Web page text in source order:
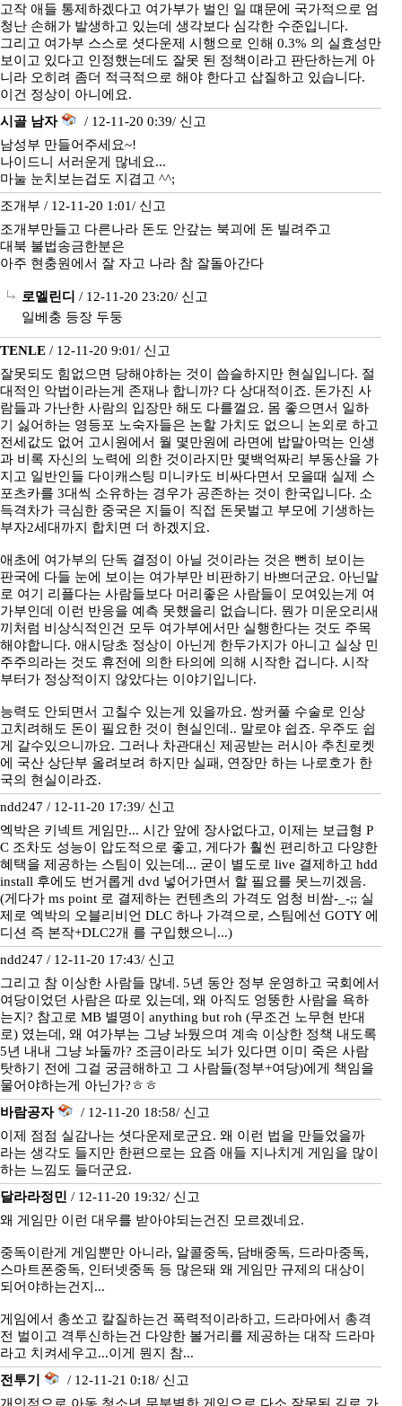
고작 애들 통제하겠다고 여가부가 벌인 일 떄문에 국가적으로 엄
청난 손해가 발생하고 있는데 생각보다 심각한 수준입니다.
그리고 여가부 스스로 셧다운제 시행으로 인해 0.3% 의 실효성만
보이고 있다고 인정했는데도 잘못 된 정책이라고 판단하는게 아
니라 오히려 좀더 적극적으로 해야 한다고 삽질하고 있습니다.
이건 정상이 아니에요.
시골 남자
/ 12-11-20 0:39/ 신고
남성부 만들어주세요~!
나이드니 서러운게 많네요...
마눌 눈치보는겁도 지겹고 ^^;
조개부 / 12-11-20 1:01/ 신고
조개부만들고 다른나라 돈도 안갚는 북괴에 돈 빌려주고
대북 불법송금한분은
아주 현충원에서 잘 자고 나라 참 잘돌아간다
로멜린디 / 12-11-20 23:20/ 신고
일베충 등장 두둥
TENLE / 12-11-20 9:01/ 신고
잘못되도 힘없으면 당해야하는 것이 씁슬하지만 현실입니다. 절
대적인 악법이라는게 존재나 합니까? 다 상대적이죠. 돈가진 사
람들과 가난한 사람의 입장만 해도 다를껄요. 몸 좋으면서 일하
기 싫어하는 영등포 노숙자들은 논할 가치도 없으니 논외로 하고
전세값도 없어 고시원에서 월 몇만원에 라면에 밥말아먹는 인생
과 비록 자신의 노력에 의한 것이라지만 몇백억짜리 부동산을 가
지고 일반인들 다이캐스팅 미니카도 비싸다면서 모을때 실제 스
포츠카를 3대씩 소유하는 경우가 공존하는 것이 한국입니다. 소
득격차가 극심한 중국은 지들이 직접 돈못벌고 부모에 기생하는
부자2세대까지 합치면 더 하겠지요.
애초에 여가부의 단독 결정이 아닐 것이라는 것은 뻔히 보이는
판국에 다들 눈에 보이는 여가부만 비판하기 바쁘더군요. 아닌말
로 여기 리플다는 사람들보다 머리좋은 사람들이 모여있는게 여
가부인데 이런 반응을 예측 못했을리 없습니다. 뭔가 미운오리새
끼처럼 비상식적인건 모두 여가부에서만 실행한다는 것도 주목
해야합니다. 애시당초 정상이 아닌게 한두가지가 아니고 실상 민
주주의라는 것도 휴전에 의한 타의에 의해 시작한 겁니다. 시작
부터가 정상적이지 않았다는 이야기입니다.
능력도 안되면서 고칠수 있는게 있을까요. 쌍커풀 수술로 인상
고치려해도 돈이 필요한 것이 현실인데.. 말로야 쉽죠. 우주도 쉽
게 갈수있으니까요. 그러나 차관대신 제공받는 러시아 추친로켓
에 국산 상단부 올려보려 하지만 실패, 연장만 하는 나로호가 한
국의 현실이라죠.
ndd247 / 12-11-20 17:39/ 신고
엑박은 키넥트 게임만... 시간 앞에 장사없다고, 이제는 보급형 P
C 조차도 성능이 압도적으로 좋고, 게다가 훨씬 편리하고 다양한
혜택을 제공하는 스팀이 있는데... 굳이 별도로 live 결제하고 hdd
install 후에도 번거롭게 dvd 넣어가면서 할 필요를 못느끼겠음.
(게다가 ms point 로 결제하는 컨텐츠의 가격도 엄청 비쌈-_-;; 실
제로 엑박의 오블리비언 DLC 하나 가격으로, 스팀에선 GOTY 에
디션 즉 본작+DLC2개 를 구입했으니...)
ndd247 / 12-11-20 17:43/ 신고
그리고 참 이상한 사람들 많네. 5년 동안 정부 운영하고 국회에서
여당이었던 사람은 따로 있는데, 왜 아직도 엉뚱한 사람을 욕하
는지? 참고로 MB 별명이 anything but roh (무조건 노무현 반대
로) 였는데, 왜 여가부는 그냥 놔뒀으며 계속 이상한 정책 내도록
5년 내내 그냥 놔둘까? 조금이라도 뇌가 있다면 이미 죽은 사람
탓하기 전에 그걸 궁금해하고 그 사람들(정부+여당)에게 책임을
물어야하는게 아닌가?ㅎㅎ
바람공자
/ 12-11-20 18:58/ 신고
이제 점점 실감나는 셧다운제로군요. 왜 이런 법을 만들었을까
라는 생각도 들지만 한편으로는 요즘 애들 지나치게 게임을 많이
하는 느낌도 들더군요.
달라라정민 / 12-11-20 19:32/ 신고
왜 게임만 이런 대우를 받아야되는건진 모르겠네요.
중독이란게 게임뿐만 아니라, 알콜중독, 담배중독, 드라마중독,
스마트폰중독, 인터넷중독 등 많은돼 왜 게임만 규제의 대상이
되어야하는건지...
게임에서 총쏘고 칼질하는건 폭력적이라하고, 드라마에서 총격
전 벌이고 격투신하는건 다양한 볼거리를 제공하는 대작 드라마
라고 치켜세우고...이게 뭔지 참...
전투기
/ 12-11-21 0:18/ 신고